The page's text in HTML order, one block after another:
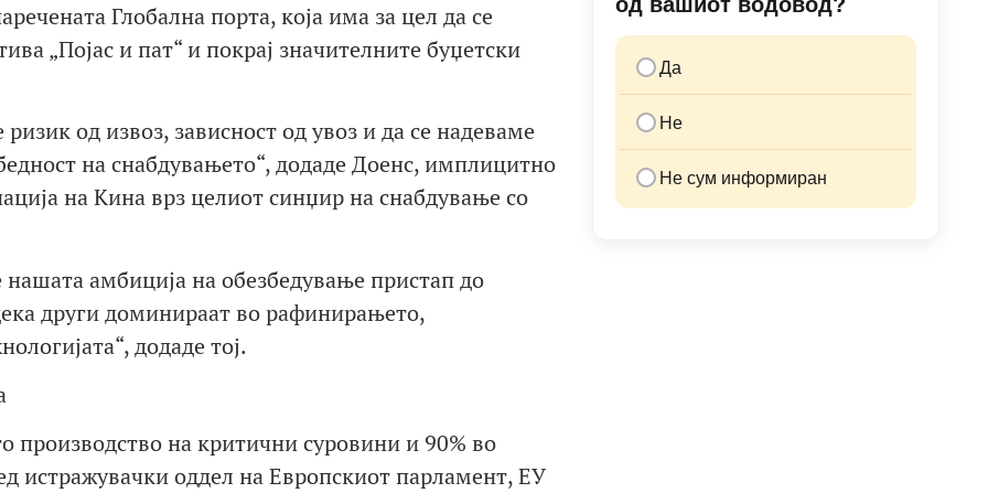
Глобална порта, која има за цел да се
„Појас и пат“ и покрај значителните буџетски
од извоз, зависност од увоз и да се надеваме
на снабдувањето“, додаде Доенс, имплицитно
на Кина врз целиот синџир на снабдување со
амбиција на обезбедување пристап до
други доминираат во рафинирањето,
додаде тој.
производство на критични суровини и 90% во
истражувачки оддел на Европскиот парламент, ЕУ
Да
Не
Не сум информиран